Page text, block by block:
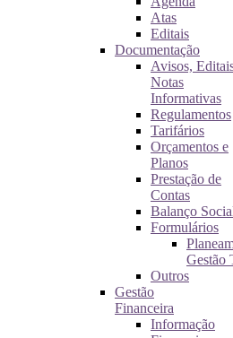
Atas
Editais
Documentação
Avisos,
Notas
Informativas
Regulamentos
Tarifários
Orçamentos e
Planos
Prestação de
Contas
Balanço
Formulários
Gestão
Outros
Gestão
Financeira
Informação